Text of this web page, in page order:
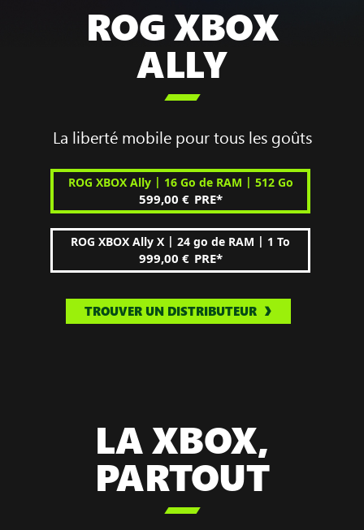
ROG XBOX
ALLY

La liberté mobile pour tous les goûts
ROG XBOX Ally | 16 Go de RAM | 512 Go
599,00 € PRE*
ROG XBOX Ally X | 24 go de RAM | 1 To
999,00 € PRE*
TROUVER UN DISTRIBUTEUR
LA XBOX,
PARTOUT
